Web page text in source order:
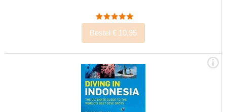
Bestel € 10,95